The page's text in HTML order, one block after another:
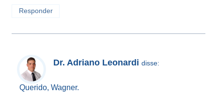
Responder
Dr. Adriano Leonardi disse:
Querido, Wagner.